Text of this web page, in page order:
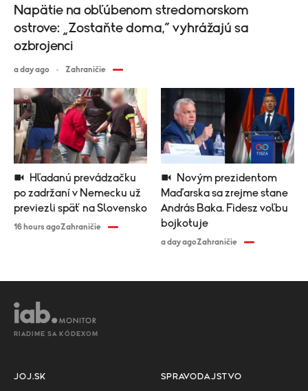
po zadržaní v Nemecku už
previezli späť na Slovensko
16 hours agoZahraničie
Maďarska sa zrejme stane
András Baka. Fidesz voľbu
bojkotuje
a day agoZahraničie
Napätie na obľúbenom stredomorskom
ostrove: „Zostaňte doma,“ vyhrážajú sa
ozbrojenci
a day ago Zahraničie
RIADIME SA KÓDEXOM
JOJ.SK SPRAVODAJSTVO